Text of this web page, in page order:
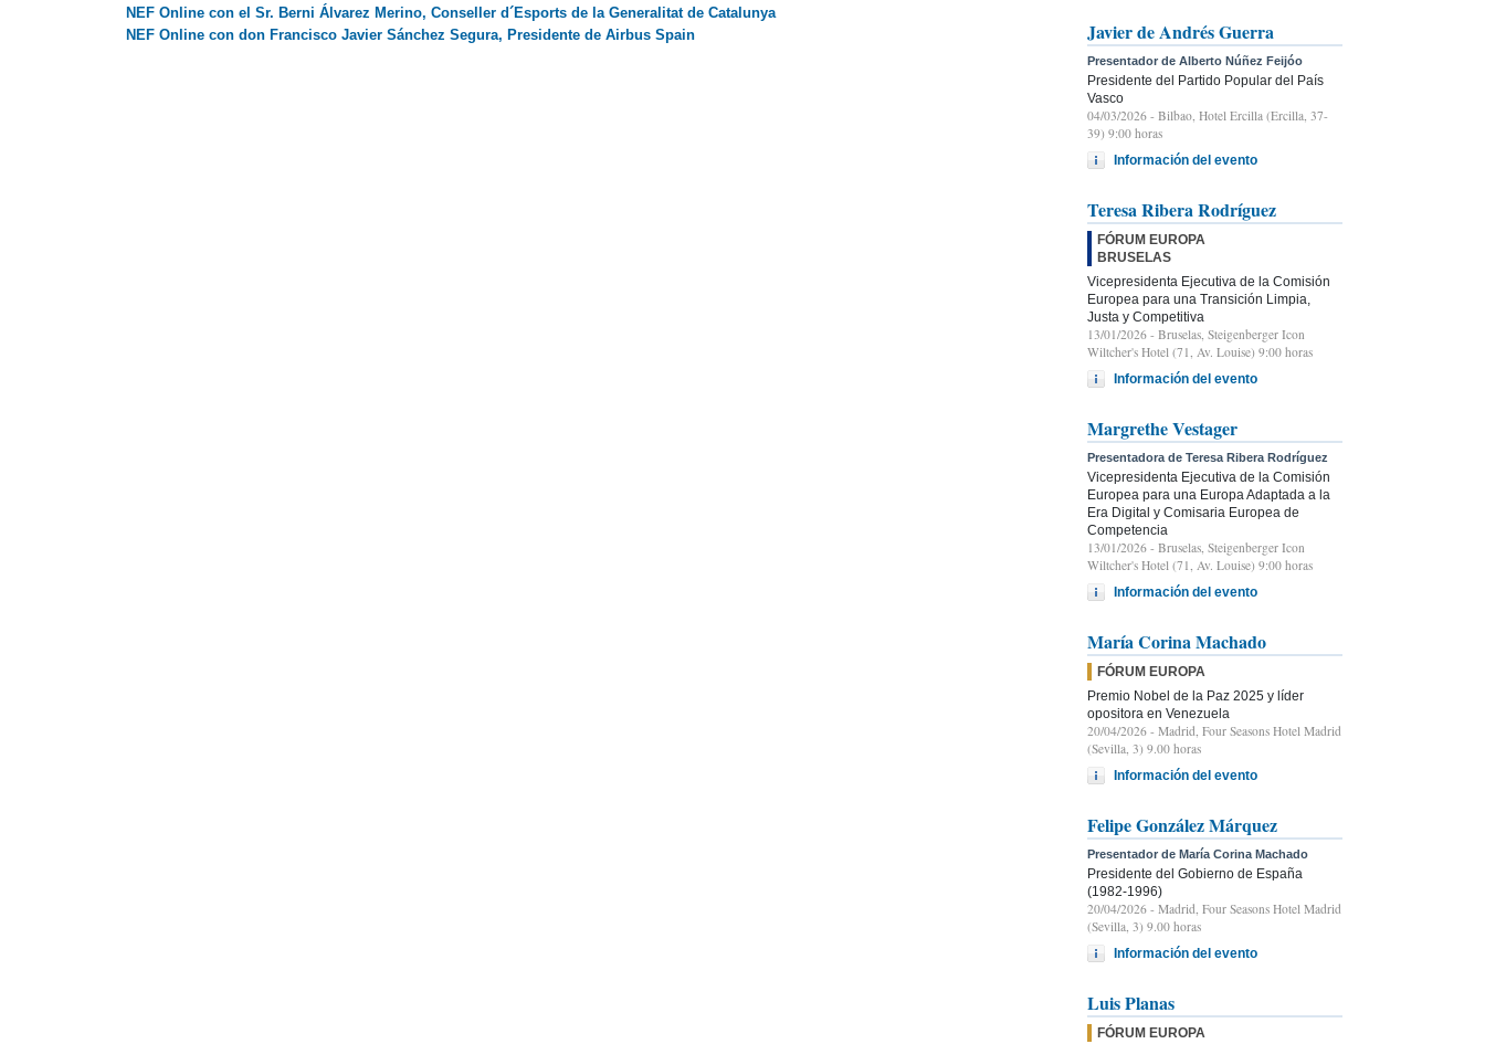
NEF Online con el Sr. Berni Álvarez Merino, Conseller d´Esports de la Generalitat de Catalunya
NEF Online con don Francisco Javier Sánchez Segura, Presidente de Airbus Spain
Javier de Andrés Guerra
Presentador de Alberto Núñez Feijóo
Presidente del Partido Popular del País
Vasco
04/03/2026 - Bilbao, Hotel Ercilla (Ercilla, 37-
39) 9:00 horas
Información del evento
Teresa Ribera Rodríguez
FÓRUM EUROPA
BRUSELAS
Vicepresidenta Ejecutiva de la Comisión
Europea para una Transición Limpia,
Justa y Competitiva
13/01/2026 - Bruselas, Steigenberger Icon
Wiltcher's Hotel (71, Av. Louise) 9:00 horas
Información del evento
Margrethe Vestager
Presentadora de Teresa Ribera Rodríguez
Vicepresidenta Ejecutiva de la Comisión
Europea para una Europa Adaptada a la
Era Digital y Comisaria Europea de
Competencia
13/01/2026 - Bruselas, Steigenberger Icon
Wiltcher's Hotel (71, Av. Louise) 9:00 horas
Información del evento
María Corina Machado
FÓRUM EUROPA
Premio Nobel de la Paz 2025 y líder
opositora en Venezuela
20/04/2026 - Madrid, Four Seasons Hotel Madrid
(Sevilla, 3) 9.00 horas
Información del evento
Felipe González Márquez
Presentador de María Corina Machado
Presidente del Gobierno de España
(1982-1996)
20/04/2026 - Madrid, Four Seasons Hotel Madrid
(Sevilla, 3) 9.00 horas
Información del evento
Luis Planas
FÓRUM EUROPA